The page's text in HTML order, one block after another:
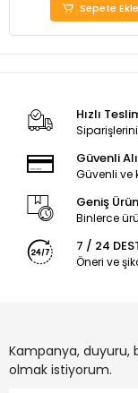
Sepete Ekle
Hızlı
Güvenli
Güvenli ve
Geniş
Binlerce
7 / 24
Öneri ve
Kampanya, duyuru,
olmak istiyorum.